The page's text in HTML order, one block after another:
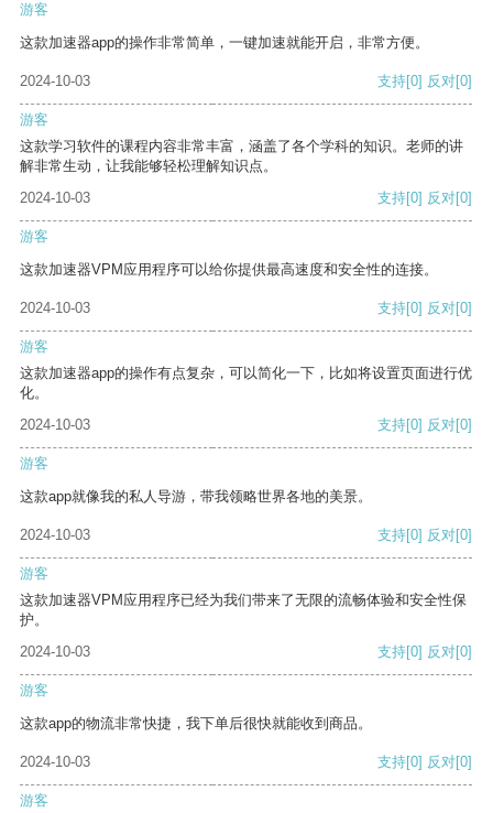
游客
这款加速器app的操作非常简单，一键加速就能开启，非常方便。
2024-10-03 支持[0] 反对[0]
游客
这款学习软件的课程内容非常丰富，涵盖了各个学科的知识。老师的讲
解非常生动，让我能够轻松理解知识点。
2024-10-03
支持[0] 反对[0]
游客
这款加速器VPM应用程序可以给你提供最高速度和安全性的连接。
2024-10-03 支持[0] 反对[0]
游客
这款加速器app的操作有点复杂，可以简化一下，比如将设置页面进行优
化。
2024-10-03
支持[0] 反对[0]
游客
这款app就像我的私人导游，带我领略世界各地的美景。
2024-10-03 支持[0] 反对[0]
游客
这款加速器VPM应用程序已经为我们带来了无限的流畅体验和安全性保
护。
2024-10-03
支持[0] 反对[0]
游客
这款app的物流非常快捷，我下单后很快就能收到商品。
2024-10-03 支持[0] 反对[0]
游客